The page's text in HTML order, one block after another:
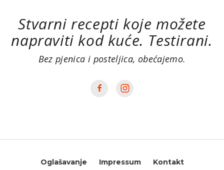
Stvarni recepti koje možete
napraviti kod kuće. Testirani.
Bez pjenica i posteljica, obećajemo.
Oglašavanje Impressum Kontakt